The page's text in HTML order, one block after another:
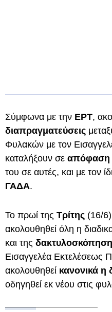
Σύμφωνα με την ΕΡΤ,
διαπραγματεύσεις
Φυλακών με τον
καταλήξουν σε απόφαση
του σε αυτές, και με τον
ΓΑΔΑ.
Το πρωί της Τρίτης (16/
ακολουθηθεί όλη η
και της
Εισαγγελέα Εκτελέσεως
ακολουθηθεί κανονικά η
οδηγηθεί εκ νέου στις